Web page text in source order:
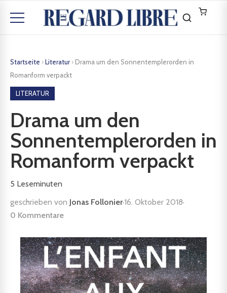
Startseite ›Literatur › Drama um den Sonnentemplerorden in
Romanform verpackt
LITERATUR
Drama um den
Sonnentemplerorden in
Romanform verpackt
5 Leseminuten
geschrieben von Jonas Follonier·16. Oktober 2018·
0 Kommentare